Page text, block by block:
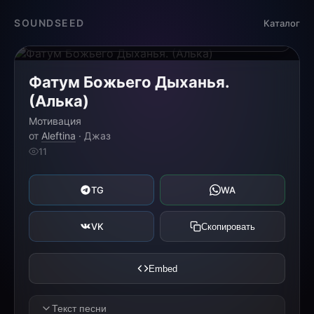
SOUNDSEED Каталог
Фатум Божьего Дыханья.
(Алька)
Мотивация
от Aleftina · Джаз
11
TG WA
VK Скопировать
Embed
Текст песни